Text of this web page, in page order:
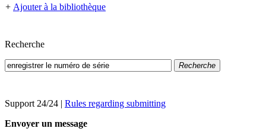
+ Ajouter à la bibliothèque
Recherche
Recherche
Support 24/24 | Rules regarding submitting
Envoyer un message